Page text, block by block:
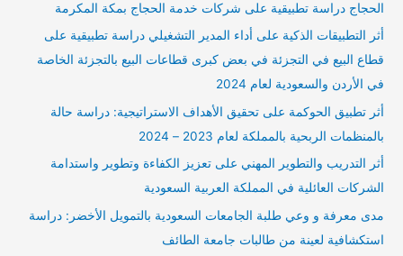
الحجاج دراسة تطبيقية على شركات خدمة الحجاج بمكة المكرمة
أثر التطبيقات الذكية على أداء المدير التشغيلي دراسة تطبيقية على
قطاع البيع في التجزئة في بعض كبرى قطاعات البيع بالتجزئة الخاصة
في الأردن والسعودية لعام 2024
أثر تطبيق الحوكمة على تحقيق الأهداف الاستراتيجية: دراسة حالة
بالمنظمات الربحية بالمملكة لعام 2023 – 2024
أثر التدريب والتطوير المهني على تعزيز الكفاءة وتطوير واستدامة
الشركات العائلية في المملكة العربية السعودية
مدى معرفة و وعي طلبة الجامعات السعودية بالتمويل الأخضر: دراسة
استكشافية لعينة من طالبات جامعة الطائف